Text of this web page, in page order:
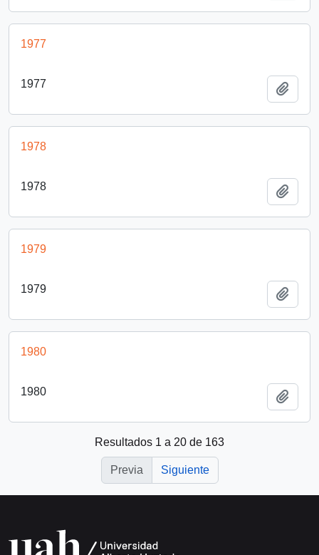
1977
1977
1978
1978
1979
1979
1980
1980
Resultados 1 a 20 de 163
Previa Siguiente